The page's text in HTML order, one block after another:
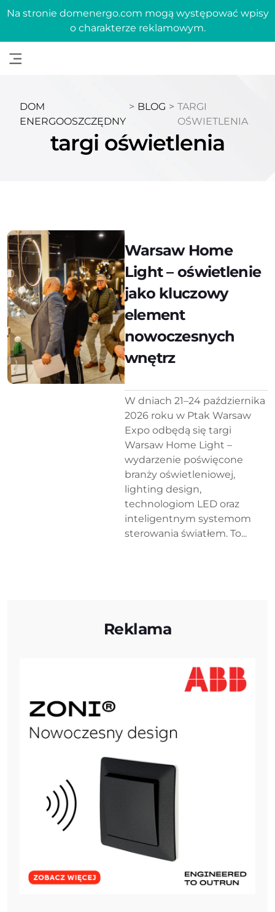
Na stronie domenergo.com mogą występować wpisy
o charakterze reklamowym.
DOM
ENERGOOSZCZĘDNY
> BLOG > TARGI
OŚWIETLENIA
targi oświetlenia
Warsaw Home
Light – oświetlenie
jako kluczowy
element
nowoczesnych
wnętrz
W dniach 21–24 października
2026 roku w Ptak Warsaw
Expo odbędą się targi
Warsaw Home Light –
wydarzenie poświęcone
branży oświetleniowej,
lighting design,
technologiom LED oraz
inteligentnym systemom
sterowania światłem. To...
Reklama